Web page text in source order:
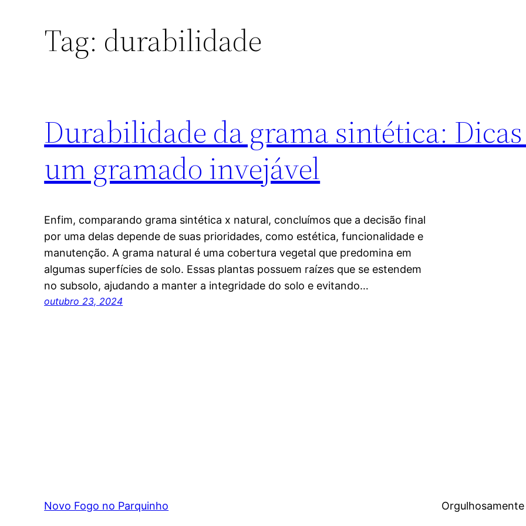
Tag: durabilidade
Durabilidade da grama sintética:
um gramado invejável
Enfim, comparando grama sintética x natural, concluímos que a decisão final
por uma delas depende de suas prioridades, como estética, funcionalidade e
manutenção. A grama natural é uma cobertura vegetal que predomina em
algumas superfícies de solo. Essas plantas possuem raízes que se estendem
no subsolo, ajudando a manter a integridade do solo e evitando…
outubro 23, 2024
Novo Fogo no Parquinho